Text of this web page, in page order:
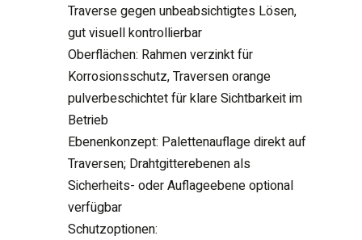
Traverse gegen unbeabsichtigtes Lösen,
gut visuell kontrollierbar
Oberflächen: Rahmen verzinkt für
Korrosionsschutz, Traversen orange
pulverbeschichtet für klare Sichtbarkeit im
Betrieb
Ebenenkonzept: Palettenauflage direkt auf
Traversen; Drahtgitterebenen als
Sicherheits- oder Auflageebene optional
verfügbar
Schutzoptionen: